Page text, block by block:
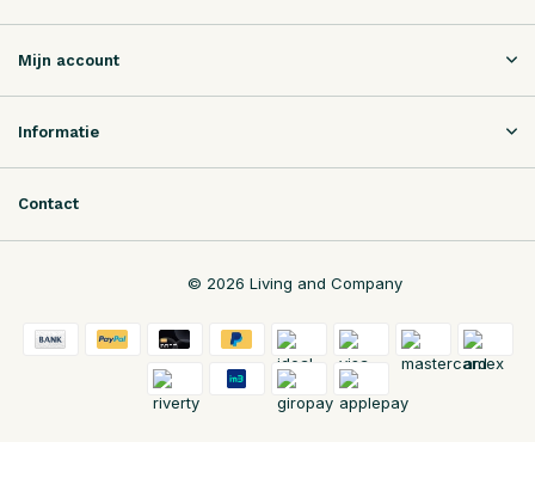
Mijn account
Informatie
Contact
© 2026 Living and Company